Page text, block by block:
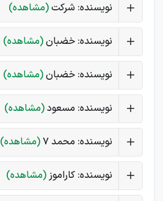
نویسنده: شرکت(مشاهده)
نویسنده: خضبان(مشاهده)
نویسنده: خضبان(مشاهده)
نویسنده: مسعود(مشاهده)
نویسنده: محمد 7 (مشاهده)
نویسنده: کاراموز(مشاهده)